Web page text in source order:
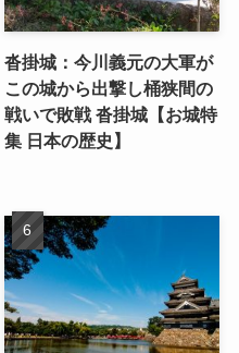
沓掛城：今川義元の大軍が
この城から出撃し桶狭間の
戦いで敗戦 沓掛城【お城特
集 日本の歴史】